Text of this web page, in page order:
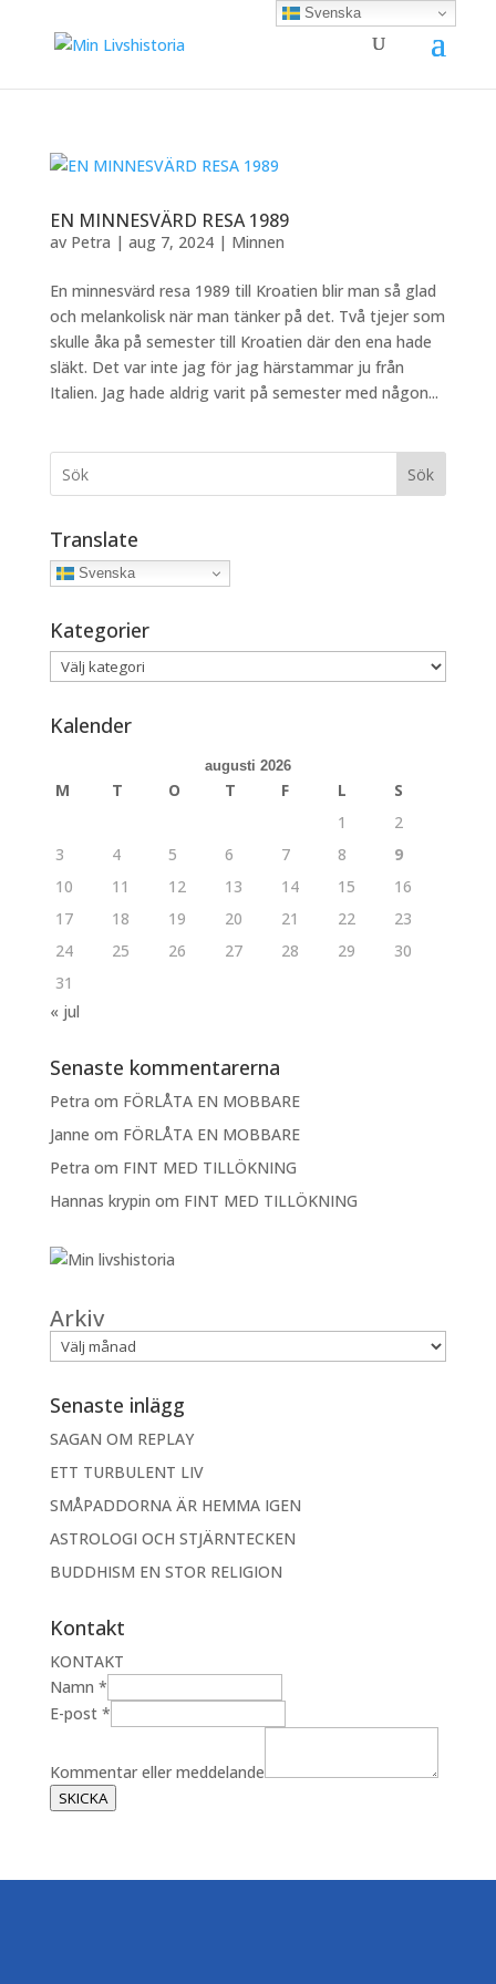
EN MINNESVÄRD RESA 1989
av Petra | aug 7, 2024| Minnen
En minnesvärd resa 1989 till Kroatien blir man så glad
och melankolisk när man tänker på det. Två tjejer som
skulle åka på semester till Kroatien där den ena hade
släkt. Det var inte jag för jag härstammar ju från
Italien. Jag hade aldrig varit på semester med någon...
Sök
Translate
Svenska
Kategorier
Kategorier
Kalender
augusti 2026
M T O T F L
S
1
2
3
4 5 6 7 8
9
10
11 12 13 14 15
16
17
18 19 20 21 22
23
24
25 26 27 28 29
30
31
« jul
Senaste kommentarerna
Petra om FÖRLÅTA EN MOBBARE
Janne om FÖRLÅTA EN MOBBARE
Petra om FINT MED TILLÖKNING
Hannas krypin om FINT MED TILLÖKNING
Arkiv
Senaste inlägg
SAGAN OM REPLAY
ETT TURBULENT LIV
SMÅPADDORNA ÄR HEMMA IGEN
ASTROLOGI OCH STJÄRNTECKEN
BUDDHISM EN STOR RELIGION
Kontakt
KONTAKT
Namn *
E
p
o
s
E-post *
Kommentar eller meddelande
SKICKA
Svenska